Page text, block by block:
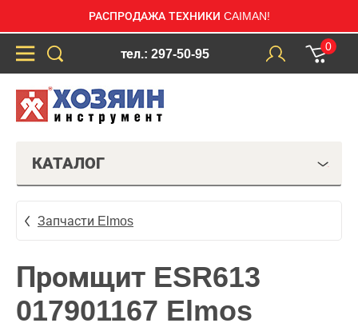
РАСПРОДАЖА ТЕХНИКИ CAIMAN!
тел.: 297-50-95
0
КАТАЛОГ
Запчасти Elmos
Промщит ESR613
017901167 Elmos